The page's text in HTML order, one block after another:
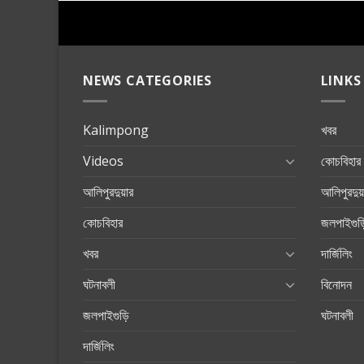
NEWS CATEGORIES
Kalimpong
Videos
আলিপুরদুয়ার
কোচবিহার
খবর
ঘটনাবলী
জলপাইগুড়ি
দার্জিলিং
LINKS
খবর
কোচবিহার
দার্জিলিং
বিনোদন
ঘটনাবলী